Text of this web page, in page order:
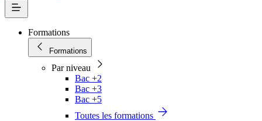
Formations
Formations
Par niveau
Bac +2
Bac +3
Bac +5
Toutes les formations